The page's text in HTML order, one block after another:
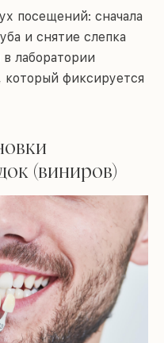
посещений: сначала
и снятие слепка
лаборатории
который фиксируется
(виниров)